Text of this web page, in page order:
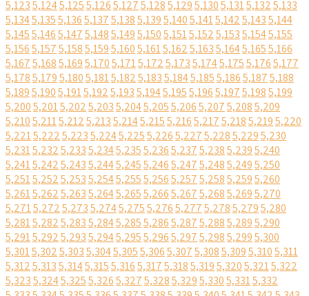
5,1235,1245,1255,1265,1275,1285,1295,1305,1315,1325,133
5,1345,1355,1365,1375,1385,1395,1405,1415,1425,1435,144
5,1455,1465,1475,1485,1495,1505,1515,1525,1535,1545,155
5,1565,1575,1585,1595,1605,1615,1625,1635,1645,1655,166
5,1675,1685,1695,1705,1715,1725,1735,1745,1755,1765,177
5,1785,1795,1805,1815,1825,1835,1845,1855,1865,1875,188
5,1895,1905,1915,1925,1935,1945,1955,1965,1975,1985,199
5,2005,2015,2025,2035,2045,2055,2065,2075,2085,209
5,2105,2115,2125,2135,2145,2155,2165,2175,2185,2195,220
5,2215,2225,2235,2245,2255,2265,2275,2285,2295,230
5,2315,2325,2335,2345,2355,2365,2375,2385,2395,240
5,2415,2425,2435,2445,2455,2465,2475,2485,2495,250
5,2515,2525,2535,2545,2555,2565,2575,2585,2595,260
5,2615,2625,2635,2645,2655,2665,2675,2685,2695,270
5,2715,2725,2735,2745,2755,2765,2775,2785,2795,280
5,2815,2825,2835,2845,2855,2865,2875,2885,2895,290
5,2915,2925,2935,2945,2955,2965,2975,2985,2995,300
5,3015,3025,3035,3045,3055,3065,3075,3085,3095,3105,311
5,3125,3135,3145,3155,3165,3175,3185,3195,3205,3215,322
5,3235,3245,3255,3265,3275,3285,3295,3305,3315,332